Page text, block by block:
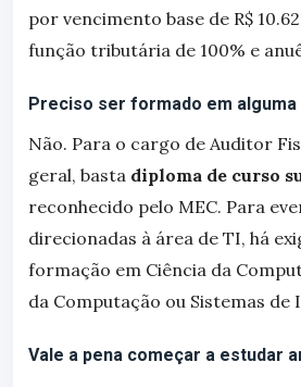
por vencimento base de R$
função tributária de 100% e
Preciso ser formado em
Não. Para o cargo de Auditor
geral, basta diploma de curso
reconhecido pelo MEC. Para
direcionadas à área de TI, há
formação em Ciência da
da Computação ou Sistemas de
Vale a pena começar a estudar